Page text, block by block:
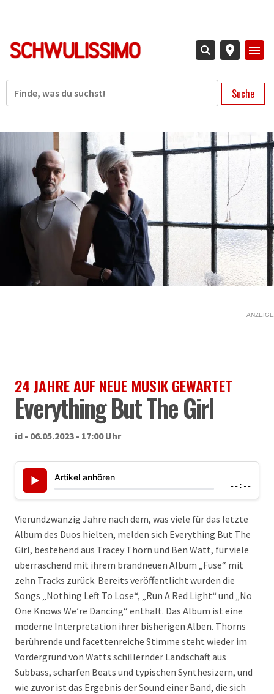
Suche
ANZEIGE
24 JAHRE AUF NEUE MUSIK GEWARTET
Everything But The Girl
id - 06.05.2023 - 17:00 Uhr
▶ Artikel anhören
--:--
Vierundzwanzig Jahre nach dem, was viele für das letzte
Album des Duos hielten, melden sich Everything But The
Girl, bestehend aus Tracey Thorn und Ben Watt, für viele
überraschend mit ihrem brandneuen Album „Fuse“ mit
zehn Tracks zurück. Bereits veröffentlicht wurden die
Songs „Nothing Left To Lose“, „Run A Red Light“ und „No
One Knows We’re Dancing“ enthält. Das Album ist eine
moderne Interpretation ihrer bisherigen Alben. Thorns
berührende und facettenreiche Stimme steht wieder im
Vordergrund von Watts schillernder Landschaft aus
Subbass, scharfen Beats und typischen Synthesizern, und
wie zuvor ist das Ergebnis der Sound einer Band, die sich